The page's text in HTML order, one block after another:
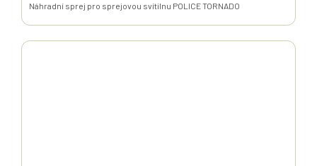
Náhradní sprej pro sprejovou svítilnu POLICE TORNADO